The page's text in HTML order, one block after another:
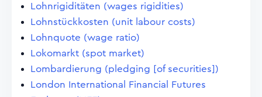
Lohnrigiditäten (wages rigidities)
Lohnstückkosten (unit labour costs)
Lohnquote (wage ratio)
Lokomarkt (spot market)
Lombardierung (pledging [of securities])
London International Financial Futures